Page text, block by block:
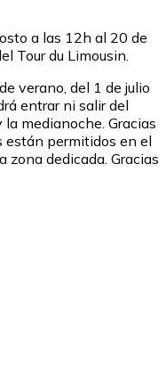
a las 12h al 20 de
Tour du Limousin.
verano, del 1 de julio
entrar ni salir del
medianoche. Gracias
están permitidos en el
zona dedicada. Gracias